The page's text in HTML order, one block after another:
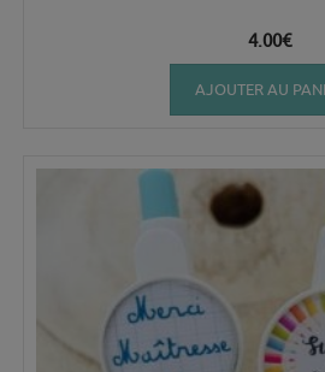
4.00€
AJOUTER AU